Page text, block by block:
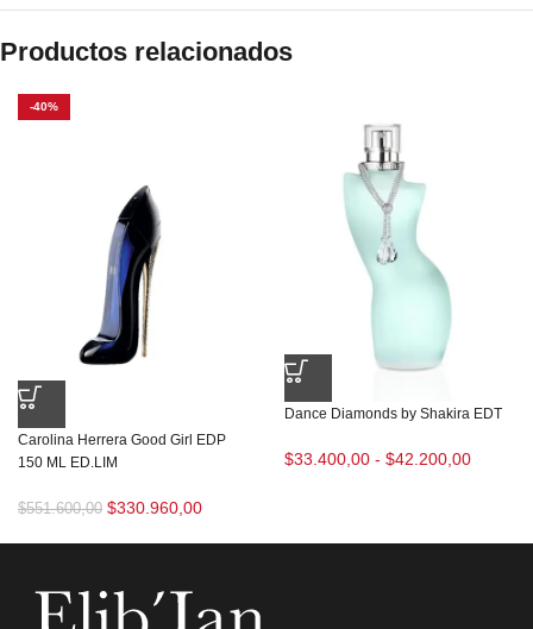
Productos relacionados
-40%
Carolina Herrera Good Girl EDP
150 ML ED.LIM
$551.600,00 $330.960,00
Dance Diamonds by Shakira EDT
$33.400,00 - $42.200,00